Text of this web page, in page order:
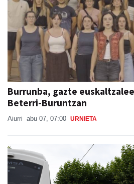
Burrunba, gazte
Beterri-Buruntzan
Aiurri abu 07, 07:00 URNIETA